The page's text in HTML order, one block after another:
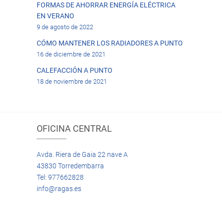
FORMAS DE AHORRAR ENERGÍA ELÉCTRICA
EN VERANO
9 de agosto de 2022
CÓMO MANTENER LOS RADIADORES A PUNTO
16 de diciembre de 2021
CALEFACCIÓN A PUNTO
18 de noviembre de 2021
OFICINA CENTRAL
Avda. Riera de Gaia 22 nave A
43830 Torredembarra
Tel: 977662828
info@ragas.es